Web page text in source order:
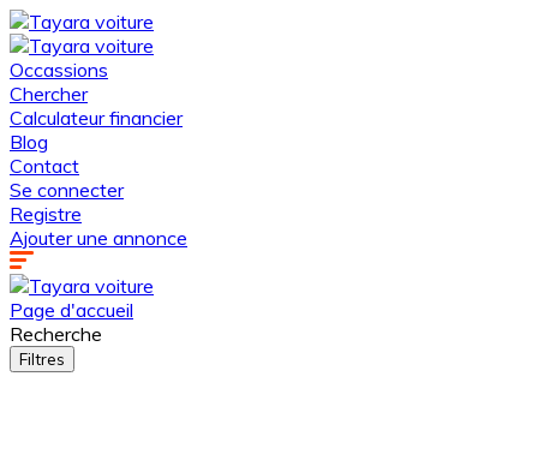
Occassions
Chercher
Calculateur financier
Blog
Contact
Se connecter
Registre
Ajouter une annonce
Page d'accueil
Recherche
Filtres